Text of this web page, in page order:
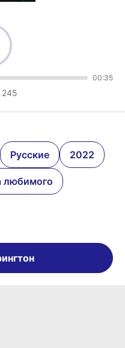
00:35
245
Русские 2022
любимого